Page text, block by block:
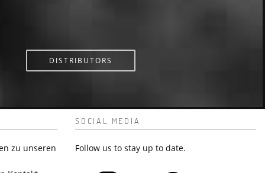
DISTRIBUTORS
zu unseren
SOCIAL MEDIA
Follow us to stay up to date.